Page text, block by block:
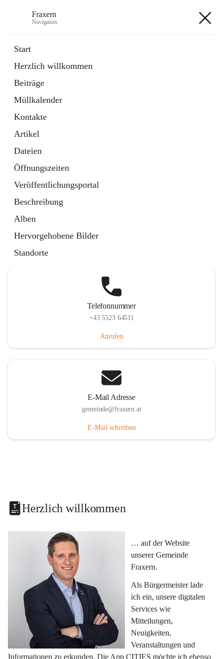
Fraxern
Navigation
Start
Herzlich willkommen
Beiträge
Müllkalender
Kontakte
Artikel
Dateien
Öffnungszeiten
Veröffentlichungsportal
Beschreibung
Alben
Hervorgehobene Bilder
Standorte
Ordner
in
Tab
Formulare
Artikel
öffnet
in
neuem
Tab
Telefonnummer
+43 5523 64511
Anrufen
E-Mail Adresse
gemeinde@fraxern.at
E-Mail schreiben
Herzlich willkommen
… auf der Website
unserer Gemeinde
Fraxern.
Als Bürgermeister lade
ich ein, unsere digitalen
Services wie
Mitteilungen,
Neuigkeiten,
Veranstaltungen und
Informationen zu erkunden. Die App CITIES möchte ich ebenso